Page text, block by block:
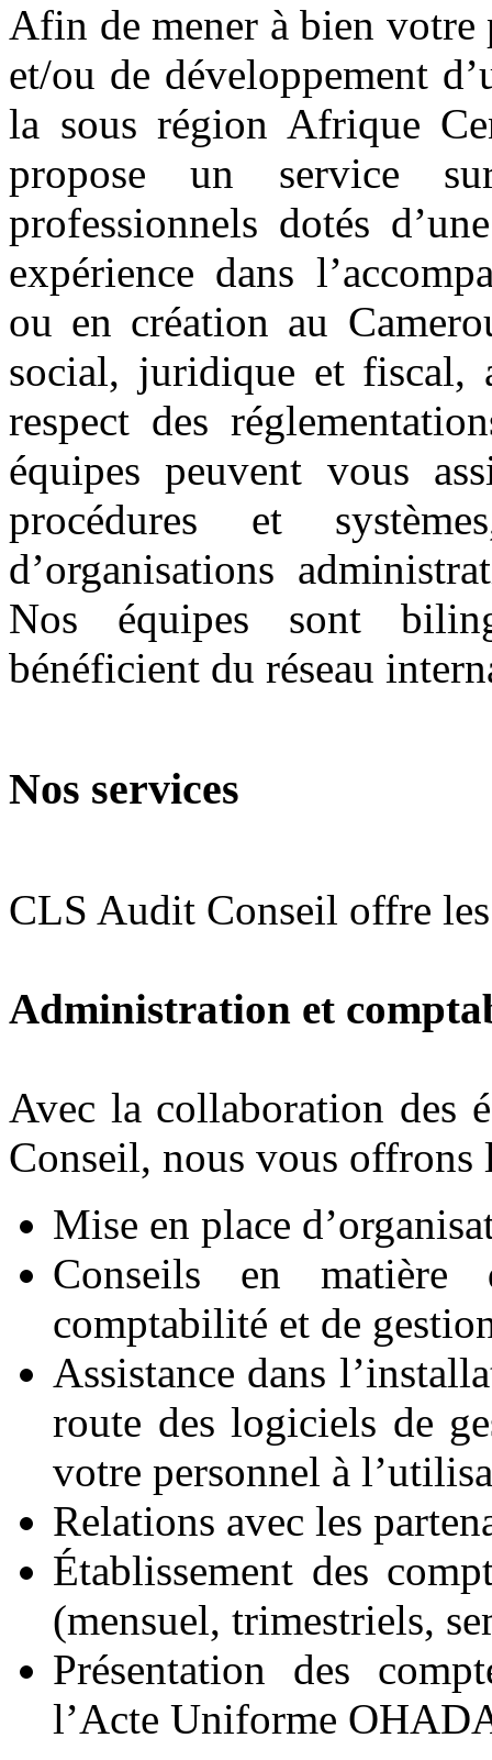
Afin de mener à bien
et/ou de développement
la sous région Afrique
propose un service
professionnels dotés
expérience dans
ou en création au
social, juridique et fiscal,
respect des
équipes peuvent vous
procédures et
d’organisations
Nos équipes sont
bénéficient du réseau
Nos services
CLS Audit Conseil offre
Administration et
Avec la collaboration des
Conseil, nous vous offrons
Mise en place
Conseils en
comptabilité et de
Assistance dans
route des logiciels de
votre personnel à
Relations avec les
Établissement des
(mensuel, trimestriels,
Présentation des
l’Acte Uniforme